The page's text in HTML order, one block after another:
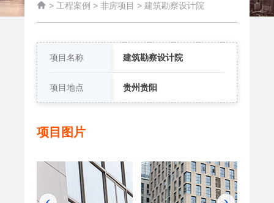
 > 工程案例 > 非房项目 > 建筑勘察设计院
项目名称 建筑勘察设计院
项目地点 贵州贵阳
项目图片